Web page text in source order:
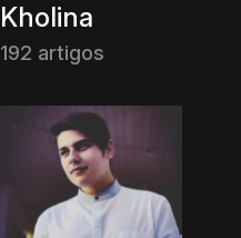
Kholina
192 artigos